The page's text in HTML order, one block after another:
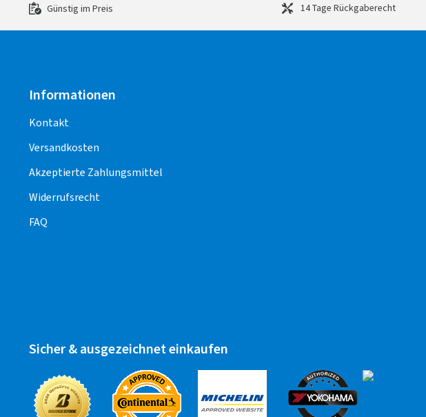
Günstig im Preis 14 Tage Rückgaberecht
Informationen
Kontakt
Versandkosten
Akzeptierte Zahlungsmittel
Widerrufsrecht
FAQ
Sicher & ausgezeichnet einkaufen